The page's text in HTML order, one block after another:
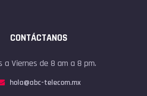
CONTÁCTANOS
a Viernes de 8 am a 8 pm.
hola@abc-telecom.mx